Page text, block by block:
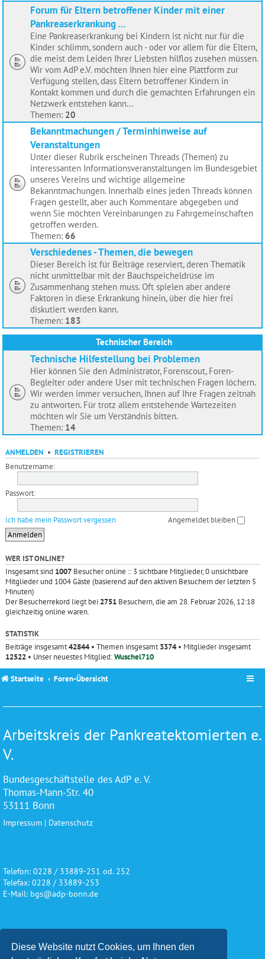
Diese Website nutzt Cookies, um Ihnen den
Forum für Eltern betroffener Kinder mit einer
Pankreaserkrankung …
Eine Pankreaserkrankung bei Kindern ist nicht nur für die
Kinder schlimm, sondern auch - oder vor allem für die Eltern,
die meist dem Leiden Ihrer Liebsten hilflos zusehen müssen.
Wir vom AdP e.V. möchten Ihnen hier eine Plattform zur
Verfügung stellen, dass Eltern betroffener Kindern in
Kontakt kommen und durch die gemachten Erfahrungen ein
Netzwerk entstehen kann...
Themen: 20
Bekanntmachungen / Terminhinweise auf
Veranstaltungen
Unter dieser Rubrik erscheinen Threads (Themen) zu
interessanten Informationsveranstaltungen im Bundesgebiet
unseres Vereins und wichtige allgemeine
Bekanntmachungen. Innerhalb eines jeden Threads können
Fragen gestellt, aber auch Kommentare abgegeben und
wenn Sie möchten Vereinbarungen zu Fahrgemeinschaften
getroffen werden.
Themen: 66
Verschiedenes - Themen, die bewegen
Dieser Bereich ist für Beiträge reserviert, deren Thematik
nicht unmittelbar mit der Bauchspeicheldrüse im
Zusammenhang stehen muss. Oft spielen aber andere
Faktoren in diese Erkrankung hinein, über die hier frei
diskutiert werden kann.
Themen: 183
Technischer Bereich
Technische Hilfestellung bei Problemen
Hier können Sie den Administrator, Forenscout, Foren-
Begleiter oder andere User mit technischen Fragen löchern.
Wir werden immer versuchen, Ihnen auf Ihre Fragen zeitnah
zu antworten. Für trotz allem entstehende Wartezeiten
möchten wir Sie um Verständnis bitten.
Themen: 14
ANMELDEN • REGISTRIEREN
Benutzername:
Passwort:
Ich habe mein Passwort vergessen Angemeldet bleiben
WER IST ONLINE?
Insgesamt sind 1007 Besucher online :: 3 sichtbare Mitglieder, 0 unsichtbare
Mitglieder und 1004 Gäste (basierend auf den aktiven Besuchern der letzten 5
Minuten)
Der Besucherrekord liegt bei 2751 Besuchern, die am 28. Februar 2026, 12:18
gleichzeitig online waren.
STATISTIK
Beiträge insgesamt42844• Themen insgesamt3374• Mitglieder insgesamt
12522 • Unser neuestes Mitglied:Wuschel710
Startseite Foren-Übersicht
Arbeitskreis der Pankreatektomierten e.
V.
Bundesgeschäftstelle des AdP e. V.
Thomas-Mann-Str. 40
53111 Bonn
Impressum | Datenschutz
Telefon: 0228 / 33889-251 od. 252
Telefax: 0228 / 33889-253
E-Mail: bgs@adp-bonn.de
Wir danken für die freundliche
Unterstützung und Förderung